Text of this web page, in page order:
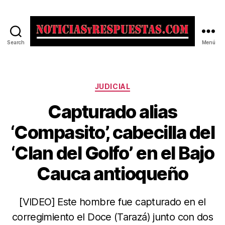
Search Menú
Categorías
JUDICIAL
Capturado alias
‘Compasito’, cabecilla del
‘Clan del Golfo’ en el Bajo
Cauca antioqueño
[VIDEO] Este hombre fue capturado en el
corregimiento el Doce (Tarazá) junto con dos